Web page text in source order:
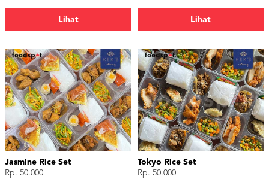
Lihat Lihat
Jasmine Rice Set
Rp. 50.000
Tokyo Rice Set
Rp. 50.000